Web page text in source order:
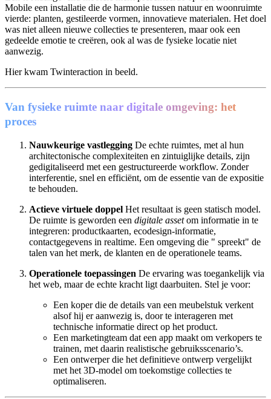
Mobile een installatie die de harmonie tussen natuur en woonruimte
vierde: planten, gestileerde vormen, innovatieve materialen. Het doel
was niet alleen nieuwe collecties te presenteren, maar ook een
gedeelde emotie te creëren, ook al was de fysieke locatie niet
aanwezig.
Hier kwam Twinteraction in beeld.
Van fysieke ruimte naar digitale omgeving: het
proces
Nauwkeurige vastlegging De echte ruimtes, met al hun
architectonische complexiteiten en zintuiglijke details, zijn
gedigitaliseerd met een gestructureerde workflow. Zonder
interferentie, snel en efficiënt, om de essentie van de expositie
te behouden.
Actieve virtuele doppel Het resultaat is geen statisch model.
De ruimte is geworden een digitale assetom informatie in te
integreren: productkaarten, ecodesign-informatie,
contactgegevens in realtime. Een omgeving die " spreekt" de
talen van het merk, de klanten en de operationele teams.
Operationele toepassingen De ervaring was toegankelijk via
het web, maar de echte kracht ligt daarbuiten. Stel je voor:
Een koper die de details van een meubelstuk verkent
alsof hij er aanwezig is, door te interageren met
technische informatie direct op het product.
Een marketingteam dat een app maakt om verkopers te
trainen, met daarin realistische gebruiksscenario’s.
Een ontwerper die het definitieve ontwerp vergelijkt
met het 3D-model om toekomstige collecties te
optimaliseren.